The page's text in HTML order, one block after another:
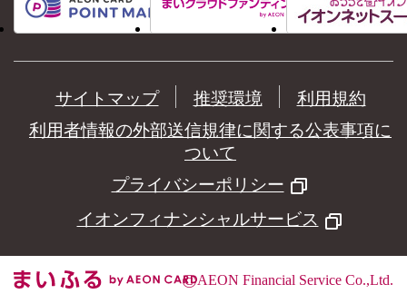
サイトマップ 推奨環境
利用規約
利用者情報の外部送信規律に関する公表事項に
ついて
プライバシーポリシー
イオンフィナンシャルサービス
©AEON Financial Service Co.,Ltd.